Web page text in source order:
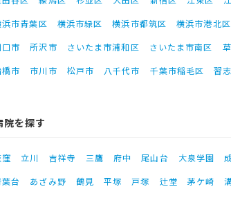
浜市青葉区 横浜市緑区 横浜市都筑区 横浜市港北区
口市 所沢市 さいたま市浦和区 さいたま市南区
市 市川市 松戸市 八千代市 千葉市稲毛区 習
を探す
立川 吉祥寺 三鷹 府中 尾山台 大泉学園
葉台 あざみ野 鶴見 平塚 戸塚 辻堂 茅ケ崎